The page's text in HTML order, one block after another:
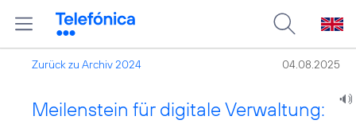
Zurück zu Archiv 2024 04.08.2025
Meilenstein für digitale Verwaltung: